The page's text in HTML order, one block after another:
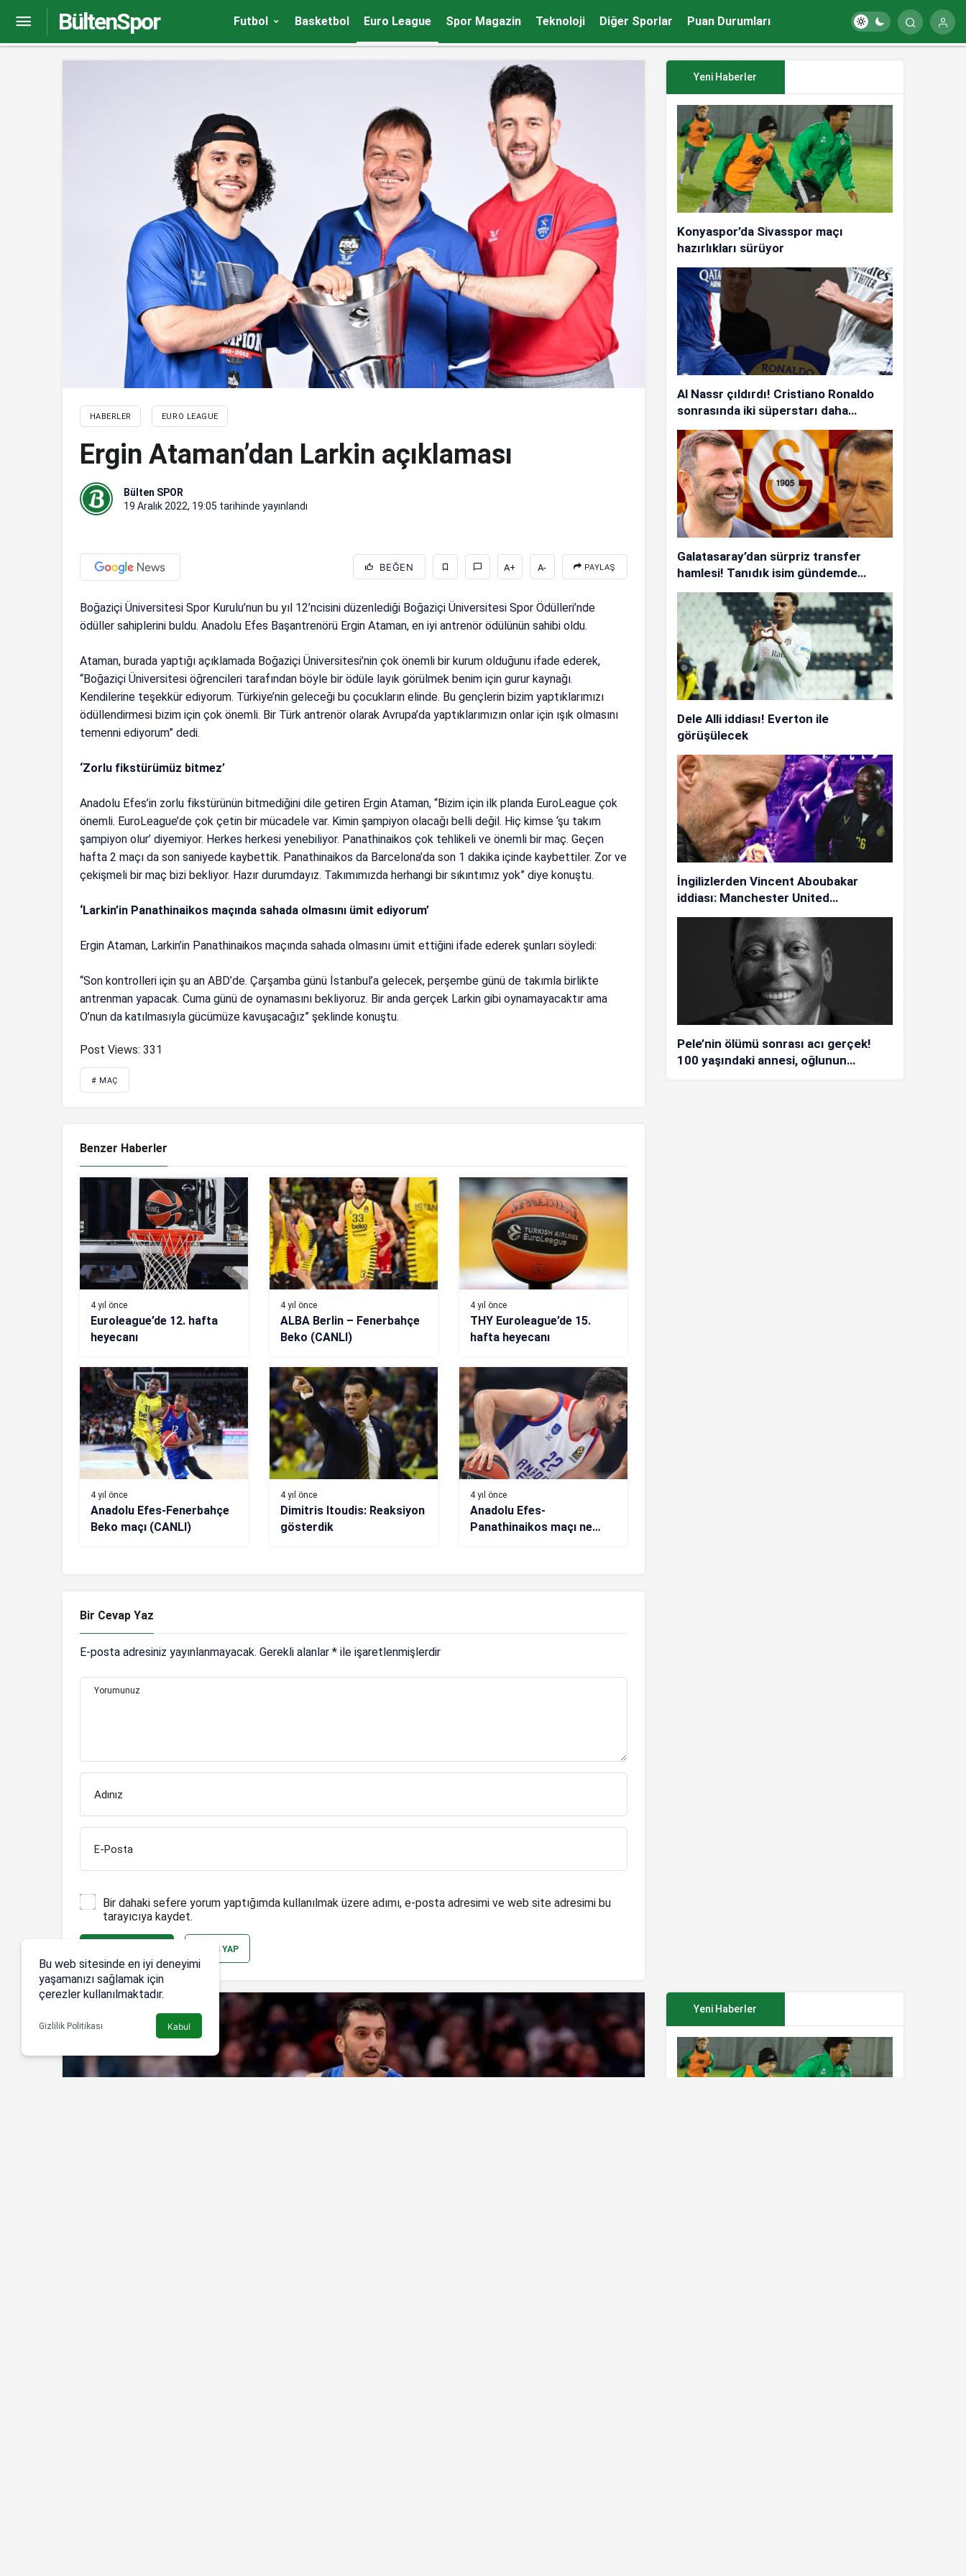
BültenSpor Futbol Basketbol Euro League Spor Magazin Teknoloji Diğer Sporlar Puan Durumları
HABERLER EURO LEAGUE
Ergin Ataman’dan Larkin açıklaması
Bülten SPOR
19 Aralık 2022, 19:05 tarihinde yayınlandı
BEĞEN A+ A- PAYLAŞ
Boğaziçi Üniversitesi Spor Kurulu’nun bu yıl 12’ncisini düzenlediği Boğaziçi Üniversitesi Spor Ödülleri’nde
ödüller sahiplerini buldu. Anadolu Efes Başantrenörü Ergin Ataman, en iyi antrenör ödülünün sahibi oldu.
Ataman, burada yaptığı açıklamada Boğaziçi Üniversitesi’nin çok önemli bir kurum olduğunu ifade ederek,
“Boğaziçi Üniversitesi öğrencileri tarafından böyle bir ödüle layık görülmek benim için gurur kaynağı.
Kendilerine teşekkür ediyorum. Türkiye’nin geleceği bu çocukların elinde. Bu gençlerin bizim yaptıklarımızı
ödüllendirmesi bizim için çok önemli. Bir Türk antrenör olarak Avrupa’da yaptıklarımızın onlar için ışık olmasını
temenni ediyorum” dedi.
‘Zorlu fikstürümüz bitmez’
Anadolu Efes’in zorlu fikstürünün bitmediğini dile getiren Ergin Ataman, “Bizim için ilk planda EuroLeague çok
önemli. EuroLeague’de çok çetin bir mücadele var. Kimin şampiyon olacağı belli değil. Hiç kimse ‘şu takım
şampiyon olur’ diyemiyor. Herkes herkesi yenebiliyor. Panathinaikos çok tehlikeli ve önemli bir maç. Geçen
hafta 2 maçı da son saniyede kaybettik. Panathinaikos da Barcelona’da son 1 dakika içinde kaybettiler. Zor ve
çekişmeli bir maç bizi bekliyor. Hazır durumdayız. Takımımızda herhangi bir sıkıntımız yok” diye konuştu.
‘Larkin’in Panathinaikos maçında sahada olmasını ümit ediyorum’
Ergin Ataman, Larkin’in Panathinaikos maçında sahada olmasını ümit ettiğini ifade ederek şunları söyledi:
“Son kontrolleri için şu an ABD’de. Çarşamba günü İstanbul’a gelecek, perşembe günü de takımla birlikte
antrenman yapacak. Cuma günü de oynamasını bekliyoruz. Bir anda gerçek Larkin gibi oynamayacaktır ama
O’nun da katılmasıyla gücümüze kavuşacağız” şeklinde konuştu.
Post Views: 331
# MAÇ
Benzer Haberler
4 yıl önce
Euroleague’de 12. hafta
heyecanı
4 yıl önce
ALBA Berlin – Fenerbahçe
Beko (CANLI)
4 yıl önce
THY Euroleague’de 15.
hafta heyecanı
4 yıl önce
Anadolu Efes-Fenerbahçe
Beko maçı (CANLI)
4 yıl önce
Dimitris Itoudis: Reaksiyon
gösterdik
4 yıl önce
Anadolu Efes-
Panathinaikos maçı ne
Bir Cevap Yaz
E-posta adresiniz yayınlanmayacak. Gerekli alanlar * ile işaretlenmişlerdir
Yorumunuz
Adınız
E-Posta
Bir dahaki sefere yorum yaptığımda kullanılmak üzere adımı, e-posta adresimi ve web site adresimi bu
tarayıcıya kaydet.
GIRIŞ YAP
Yeni Haberler
Konyaspor’da Sivasspor maçı
hazırlıkları sürüyor
Al Nassr çıldırdı! Cristiano Ronaldo
sonrasında iki süperstarı daha
istiyorlar…
Galatasaray’dan sürpriz transfer
hamlesi! Tanıdık isim gündemde…
Dele Alli iddiası! Everton ile
görüşülecek
İngilizlerden Vincent Aboubakar
iddiası: Manchester United…
Pele’nin ölümü sonrası acı gerçek!
100 yaşındaki annesi, oğlunun
Kızılyıldız, Campazzo transferini resmen açıkladı
Yeni Haberler
Bu web sitesinde en iyi deneyimi
yaşamanızı sağlamak için
çerezler kullanılmaktadır.
Gizlilik Politikası Kabul